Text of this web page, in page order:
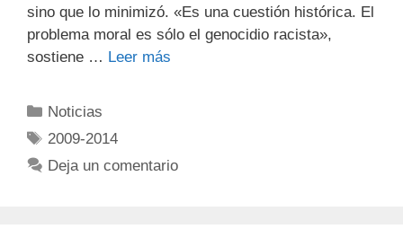
sino que lo minimizó. «Es una cuestión histórica. El
problema moral es sólo el genocidio racista»,
sostiene … Leer más
Noticias
2009-2014
Deja un comentario